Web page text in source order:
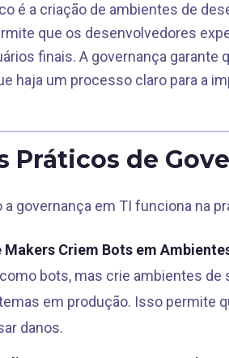
é a criação de ambientes de
que os desenvolvedores
finais. A governança
haja um processo claro para a
Práticos de
a governança em TI funciona na
Criem Bots em
bots, mas crie ambientes
em produção. Isso permite
danos.